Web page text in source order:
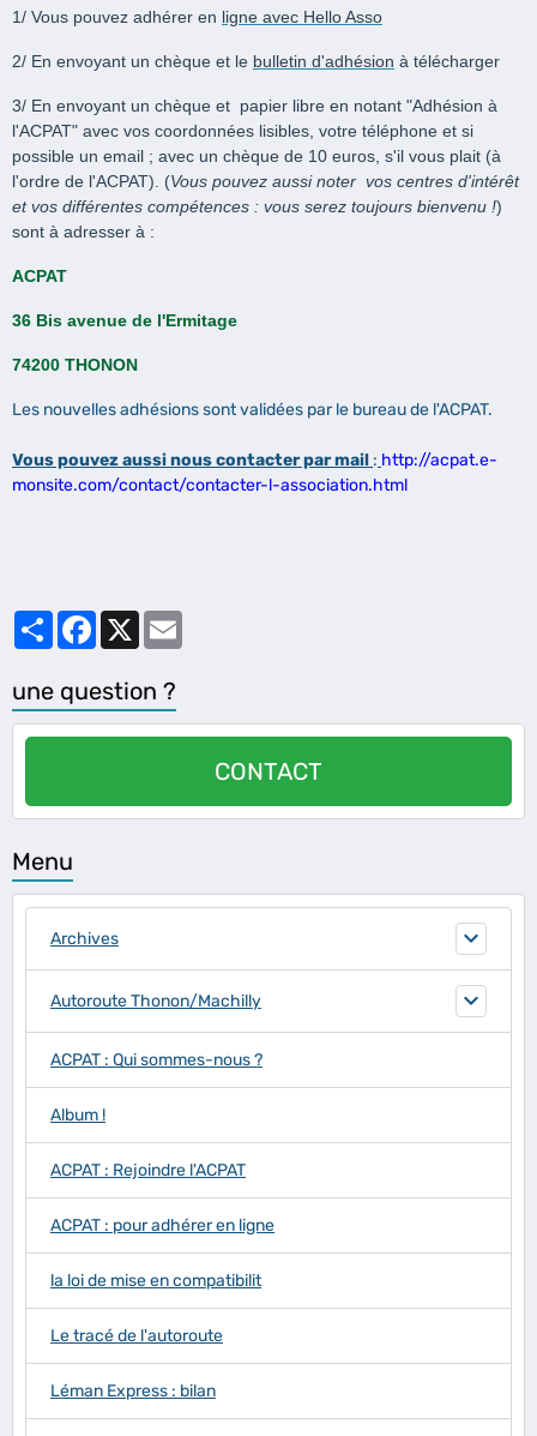
1/ Vous pouvez adhérer en ligne avec Hello Asso
2/ En envoyant un chèque et le bulletin d'adhésion à télécharger
3/ En envoyant un chèque et papier libre en notant "Adhésion à
l'ACPAT" avec vos coordonnées lisibles, votre téléphone et si
possible un email ; avec un chèque de 10 euros, s'il vous plait (à
l'ordre de l'ACPAT). (Vous pouvez aussi noter vos centres d'intérêt
et vos différentes compétences : vous serez toujours bienvenu !)
sont à adresser à :
ACPAT
36 Bis avenue de l'Ermitage
74200 THONON
Les nouvelles adhésions sont validées par le bureau de l'ACPAT.
Vous pouvez aussi nous contacter par mail : http://acpat.e-
monsite.com/contact/contacter-l-association.html
PartagerFacebook
X
une question ?
CONTACT
Menu
Archives
Autoroute Thonon/Machilly
ACPAT : Qui sommes-nous ?
Album !
ACPAT : Rejoindre l'ACPAT
ACPAT : pour adhérer en ligne
la loi de mise en compatibilit
Le tracé de l'autoroute
Léman Express : bilan